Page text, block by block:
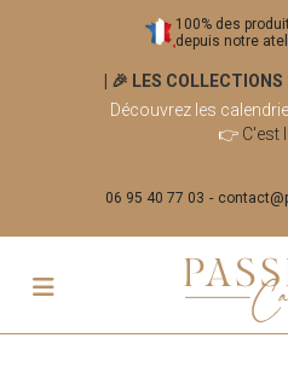
100% des
depuis notre
| 🎉 LES
Découvrez les
👉 C'est
06 95 40 77 03